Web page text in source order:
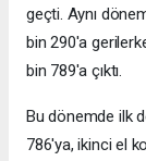
geçti. Aynı
bin 290'a
bin 789'a çıktı.
Bu dönemde ilk
786'ya, ikinci el